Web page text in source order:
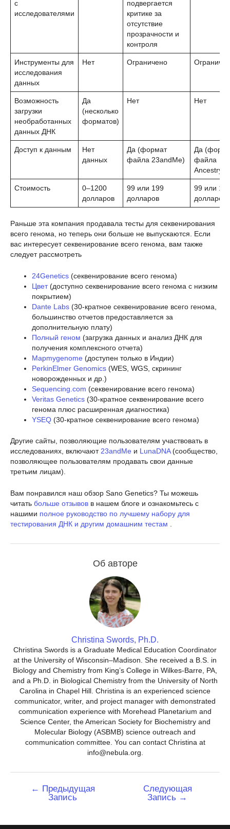
с
исследователями
подвергается
критике за
отсутствие
прозрачности и
контроля
Инструменты для
исследования
данных
Нет Ограничено
Возможность
загрузки
необработанных
данных ДНК
Да
(несколько
форматов)
Нет Нет
Доступ к данным
Нет
данных
Да (формат
файла 23andMe)
Да
файла
Стоимость
0–1200
долларов
99 или 199
долларов
99 или
долларов
Раньше эта компания продавала тесты для секвенирования
всего генома, но теперь они больше не выпускаются. Если
вас интересует секвенирование всего генома, вам также
следует рассмотреть
24Genetics (секвенирование всего генома)
Цвет(доступно секвенирование всего генома с низким
покрытием)
Dante Labs (30-кратное секвенирование всего генома,
большинство отчетов предоставляется за
дополнительную плату)
Полный геном (загрузка данных и анализ ДНК для
получения комплексного отчета)
Mapmygenome (доступен только в Индии)
PerkinElmer Genomics (WES, WGS, скрининг
новорожденных и др.)
Sequencing.com (секвенирование всего генома)
Veritas Genetics (30-кратное секвенирование всего
генома плюс расширенная диагностика)
YSEQ (30-кратное секвенирование всего генома)
Другие сайты, позволяющие пользователям участвовать в
исследованиях, включают 23andMe и LunaDNA(сообщество,
позволяющее пользователям продавать свои данные
третьим лицам).
Вам понравился наш обзор Sano Genetics? Ты можешь
читать больше отзывов в нашем блоге и ознакомьтесь с
нашими полное руководство по лучшему набору для
тестирования ДНК и другим домашним тестам .
Об авторе
Christina Swords, Ph.D.
Christina Swords is a Graduate Medical Education Coordinator
at the University of Wisconsin–Madison. She received a B.S. in
Biology and Chemistry from King’s College in Wilkes-Barre, PA,
and a Ph.D. in Biological Chemistry from the University of North
Carolina in Chapel Hill. Christina is an experienced science
communicator, writer, and project manager with demonstrated
communication experience with Morehead Planetarium and
Science Center, the American Society for Biochemistry and
Molecular Biology (ASBMB) science outreach and
communication committee. You can contact Christina at
info@nebula.org.
Навигация
← Предыдущая
Запись
Следующая
Запись →